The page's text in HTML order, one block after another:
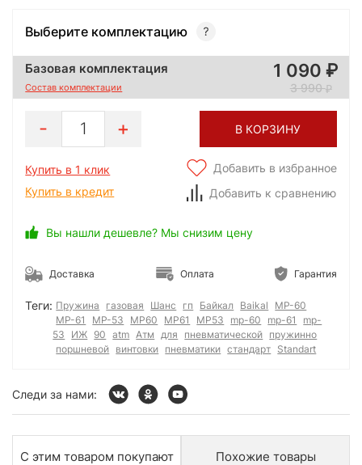
Выберите комплектацию
Базовая комплектация
Состав комплектации
1 090
3 990
1 В КОРЗИНУ
Купить в 1 клик
Купить в кредит
Добавить в избранное
Добавить к сравнению
Вы нашли дешевле? Мы снизим цену
Доставка Оплата Гарантия
Теги: Пружина газовая Шанс гп Байкал Baikal
МР-60
МР-61
МР-53 МР60 МР61 МР53 mp-60 mp-61
mp-
53
ИЖ 90 atm Атм для пневматической пружинно
поршневой винтовки пневматики стандарт Standart
Следи за нами:
С этим товаром покупают Похожие товары